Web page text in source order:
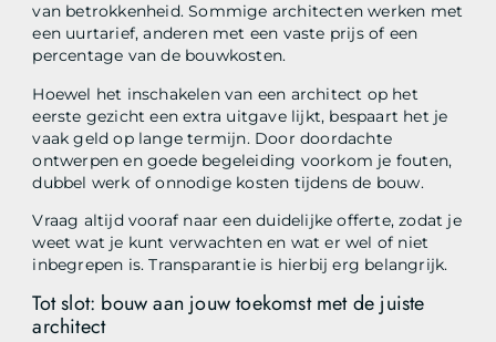
van betrokkenheid. Sommige architecten werken met
een uurtarief, anderen met een vaste prijs of een
percentage van de bouwkosten.
Hoewel het inschakelen van een architect op het
eerste gezicht een extra uitgave lijkt, bespaart het je
vaak geld op lange termijn. Door doordachte
ontwerpen en goede begeleiding voorkom je fouten,
dubbel werk of onnodige kosten tijdens de bouw.
Vraag altijd vooraf naar een duidelijke offerte, zodat je
weet wat je kunt verwachten en wat er wel of niet
inbegrepen is. Transparantie is hierbij erg belangrijk.
Tot slot: bouw aan jouw toekomst met de juiste
architect